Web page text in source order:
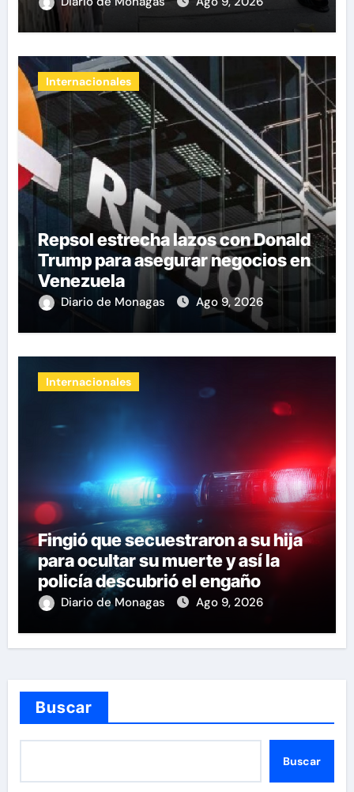
Internacionales
Repsol estrecha lazos con Donald
Trump para asegurar negocios en
Venezuela
Diario de Monagas Ago 9, 2026
Internacionales
Fingió que secuestraron a su hija
para ocultar su muerte y así la
policía descubrió el engaño
Diario de Monagas Ago 9, 2026
Buscar
Buscar